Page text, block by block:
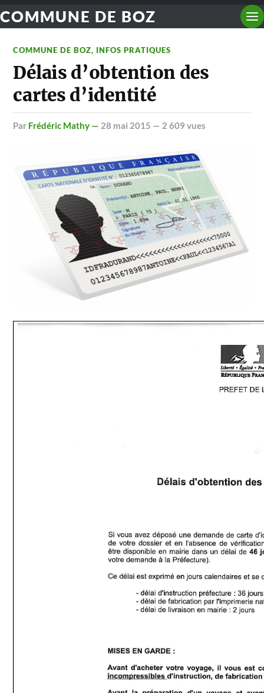
COMMUNE DE BOZ
COMMUNE DE BOZ, INFOS PRATIQUES
Délais d’obtention des
cartes d’identité
par Frédéric Mathy — 28 mai 2015 — 2 609 vues